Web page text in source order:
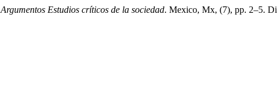
Argumentos Estudios críticos de la sociedad. Mexico, Mx, (7), pp. 2–5.